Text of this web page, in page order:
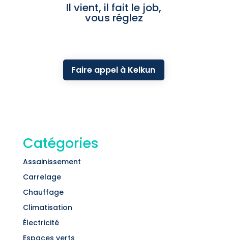
Il vient, il fait le job,
vous réglez
Faire appel à Kelkun
Catégories
Assainissement
Carrelage
Chauffage
Climatisation
Électricité
Espaces verts